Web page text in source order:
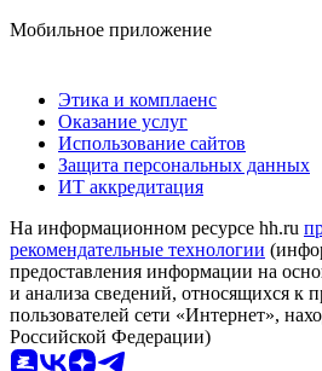
Мобильное приложение
Этика и комплаенс
Оказание услуг
Использование сайтов
Защита персональных данных
ИТ аккредитация
На информационном ресурсе hh.ru
рекомендательные технологии
предоставления информации на
и анализа сведений, относящихся к
пользователей сети «Интернет»,
Российской Федерации)